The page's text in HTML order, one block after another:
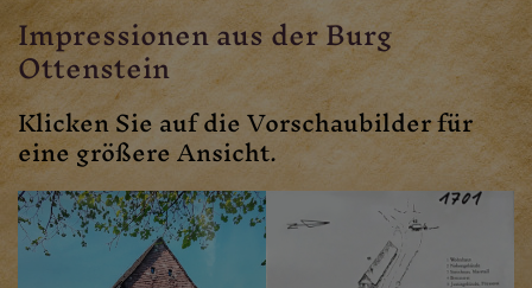
Impressionen aus der Burg
Ottenstein
Klicken Sie auf die Vorschaubilder für
eine größere Ansicht.